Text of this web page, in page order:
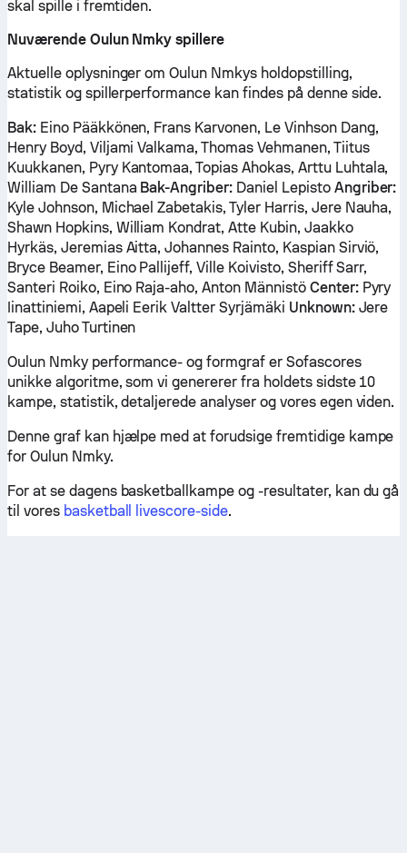
skal spille i fremtiden.
Nuværende Oulun Nmky spillere
Aktuelle oplysninger om Oulun Nmkys holdopstilling,
statistik og spillerperformance kan findes på denne side.
Bak:Eino Pääkkönen, Frans Karvonen, Le Vinhson Dang,
Henry Boyd, Viljami Valkama, Thomas Vehmanen, Tiitus
Kuukkanen, Pyry Kantomaa, Topias Ahokas, Arttu Luhtala,
William De Santana Bak-Angriber: Daniel Lepisto Angriber:
Kyle Johnson, Michael Zabetakis, Tyler Harris, Jere Nauha,
Shawn Hopkins, William Kondrat, Atte Kubin, Jaakko
Hyrkäs, Jeremias Aitta, Johannes Rainto, Kaspian Sirviö,
Bryce Beamer, Eino Pallijeff, Ville Koivisto, Sheriff Sarr,
Santeri Roiko, Eino Raja-aho, Anton Männistö Center:Pyry
Iinattiniemi, Aapeli Eerik Valtter Syrjämäki Unknown:Jere
Tape, Juho Turtinen
Oulun Nmky performance- og formgraf er Sofascores
unikke algoritme, som vi genererer fra holdets sidste 10
kampe, statistik, detaljerede analyser og vores egen viden.
Denne graf kan hjælpe med at forudsige fremtidige kampe
for Oulun Nmky.
For at se dagens basketballkampe og -resultater, kan du gå
til vores basketball livescore-side.